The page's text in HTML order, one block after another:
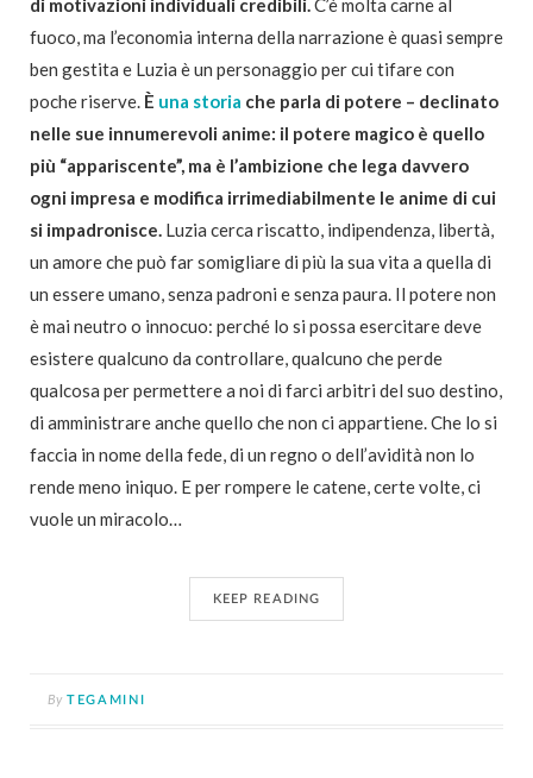
di motivazioni individuali credibili.C’è molta carne al
fuoco, ma l’economia interna della narrazione è quasi sempre
ben gestita e Luzia è un personaggio per cui tifare con
poche riserve. È una storia che parla di potere – declinato
nelle sue innumerevoli anime: il potere magico è quello
più “appariscente”, ma è l’ambizione che lega davvero
ogni impresa e modifica irrimediabilmente le anime di cui
si impadronisce. Luzia cerca riscatto, indipendenza, libertà,
un amore che può far somigliare di più la sua vita a quella di
un essere umano, senza padroni e senza paura. Il potere non
è mai neutro o innocuo: perché lo si possa esercitare deve
esistere qualcuno da controllare, qualcuno che perde
qualcosa per permettere a noi di farci arbitri del suo destino,
di amministrare anche quello che non ci appartiene. Che lo si
faccia in nome della fede, di un regno o dell’avidità non lo
rende meno iniquo. E per rompere le catene, certe volte, ci
vuole un miracolo…
KEEP READING
By TEGAMINI